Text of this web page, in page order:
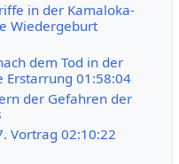
in der Kamaloka-
Wiedergeburt
dem Tod in der
Erstarrung 01:58:04
der Gefahren der
Vortrag 02:10:22